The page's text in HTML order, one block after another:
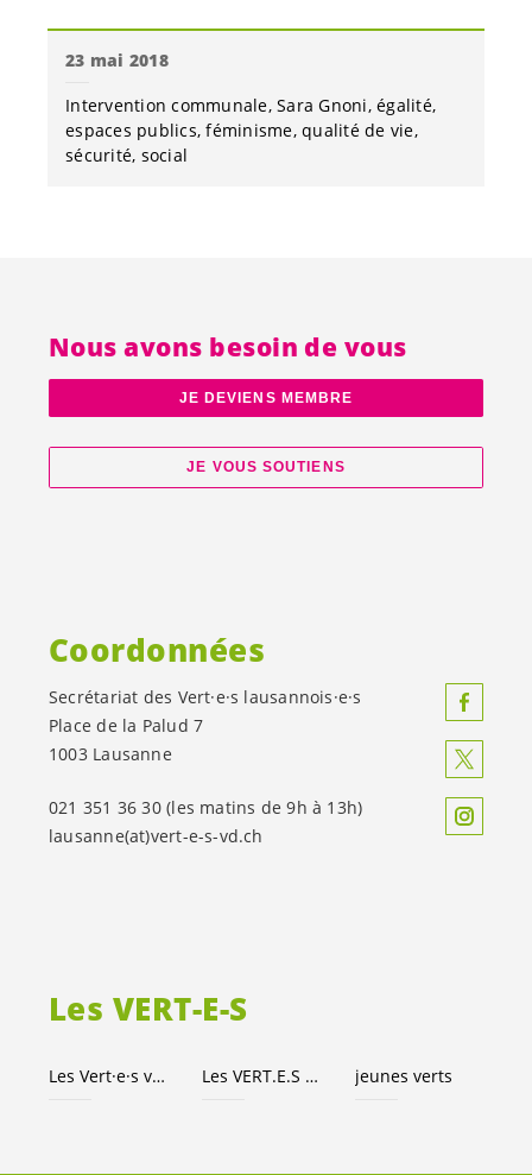
23 mai 2018
Intervention communale Sara Gnoni égalité
espaces publics féminisme qualité de vie
sécurité social
Les VERT-E-S
Les Vert·e·s vaudois·es Les VERT.E.S jeunes verts
Nous avons besoin de vous
JE DEVIENS MEMBRE
JE VOUS SOUTIENS
Coordonnées
Secrétariat des Vert·e·s lausannois·e·s
Place de la Palud 7
1003 Lausanne
021 351 36 30 (les matins de 9h à 13h)
lausanne(at)vert-e-s-vd.ch